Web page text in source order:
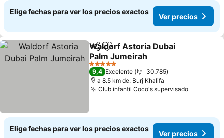
Elige fechas para ver los precios exactos
Ver precios
CompartirAgregar a favoritos
Waldorf Astoria Dubai
Palm Jumeirah
5 Estrellas
9,4 Excelente
30.785
a 8.5 km de: Burj Khalifa
Club infantil Coco's supervisado
Elige fechas para ver los precios exactos
Ver precios